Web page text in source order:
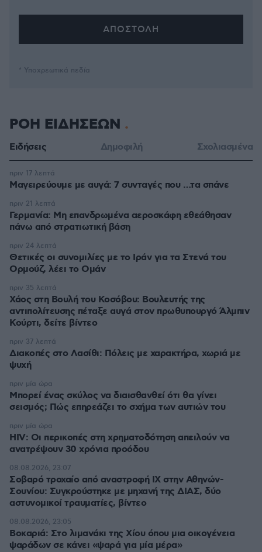
* Υποχρεωτικά πεδία
ΡΟΗ ΕΙΔΗΣΕΩΝ
Ειδήσεις Δημοφιλή Σχολιασμένα
Μαγειρεύουμε με αυγά: 7 συνταγές που …τα σπάνε
πριν 17 λεπτά
Γερμανία: Μη επανδρωμένα αεροσκάφη εθεάθησαν
πάνω από στρατιωτική βάση
πριν 21 λεπτά
Θετικές οι συνομιλίες με το Ιράν για τα Στενά του
Ορμούζ, λέει το Ομάν
πριν 24 λεπτά
Χάος στη Βουλή του Κοσόβου: Βουλευτής της
αντιπολίτευσης πέταξε αυγά στον πρωθυπουργό Άλμπιν
Κούρτι, δείτε βίντεο
πριν 35 λεπτά
Διακοπές στο Λασίθι: Πόλεις με χαρακτήρα, χωριά με
ψυχή
πριν 37 λεπτά
Μπορεί ένας σκύλος να διαισθανθεί ότι θα γίνει
σεισμός; Πώς επηρεάζει το σχήμα των αυτιών του
πριν μία ώρα
HIV: Οι περικοπές στη χρηματοδότηση απειλούν να
ανατρέψουν 30 χρόνια προόδου
πριν μία ώρα
Σοβαρό τροχαίο από αναστροφή ΙΧ στην Αθηνών-
Σουνίου: Συγκρούστηκε με μηχανή της ΔΙΑΣ, δύο
αστυνομικοί τραυματίες, βίντεο
08.08.2026, 23:07
Βοκαριά: Στο λιμανάκι της Χίου όπου μια οικογένεια
ψαράδων σε κάνει «ψαρά για μία μέρα»
08.08.2026, 23:05